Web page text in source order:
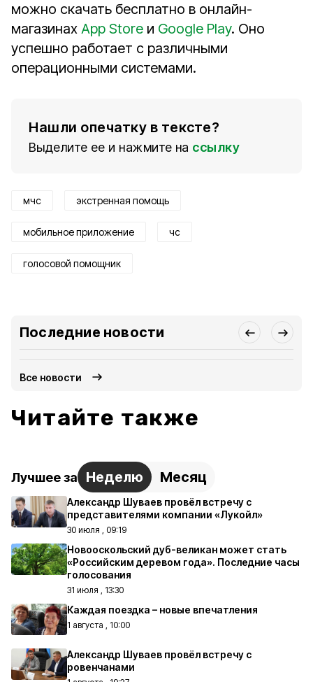
можно скачать бесплатно в онлайн-
магазинах App Store и Google Play. Оно
успешно работает с различными
операционными системами.
Нашли опечатку в тексте?
Выделите ее и нажмите на ссылку
мчс экстренная помощь
мобильное приложение чс
голосовой помощник
Последние новости
Все новости
Читайте также
Лучшее за Неделю Месяц
Александр Шуваев провёл встречу с
представителями компании «Лукойл»
30 июля , 09:19
Новооскольский дуб-великан может стать
«Российским деревом года». Последние часы
голосования
31 июля , 13:30
Каждая поездка – новые впечатления
1 августа , 10:00
Александр Шуваев провёл встречу с
ровенчанами